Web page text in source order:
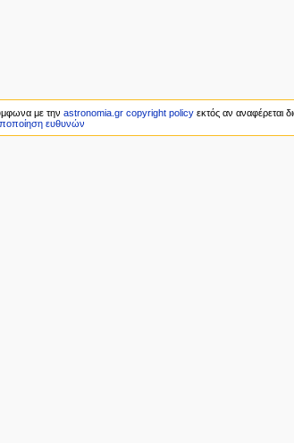
με την astronomia.gr copyright policyεκτός αν αναφέρεται
ευθυνών